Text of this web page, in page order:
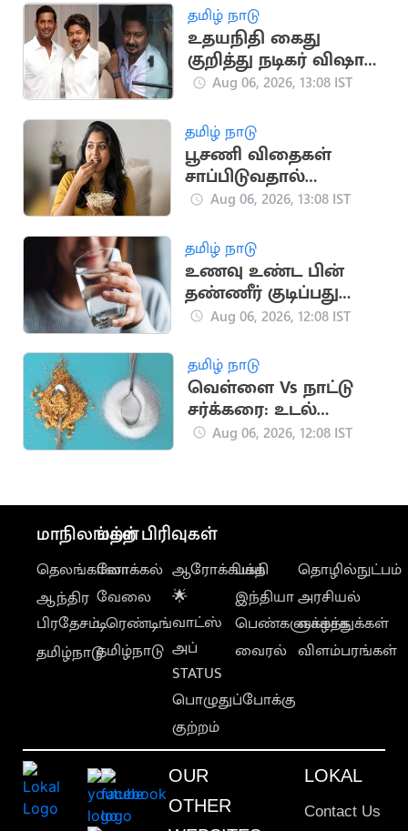
தமிழ் நாடு
உதயநிதி கைது
குறித்து நடிகர் விஷால்
கருத்து
Aug 06, 2026, 13:08 IST
தமிழ் நாடு
பூசணி விதைகள்
சாப்பிடுவதால்
கிடைக்கும்
நன்மைகள்
Aug 06, 2026, 13:08 IST
தமிழ் நாடு
உணவு உண்ட பின்
தண்ணீர் குடிப்பது
நல்லதா?
Aug 06, 2026, 12:08 IST
தமிழ் நாடு
வெள்ளை Vs நாட்டு
சர்க்கரை: உடல்
நலத்திற்கு எது
Aug 06, 2026, 12:08 IST
மாநிலங்கள்
தெலங்கானா
ஆந்திர
பிரதேசம்
தமிழ்நாடு
மற்ற பிரிவுகள்
லோக்கல்
வேலை
டிரெண்டிங்
தமிழ்நாடு
ஆரோக்கியம்
🌟
வாட்ஸ்
அப்
STATUS
பொழுதுப்போக்கு
குற்றம்
பக்தி
இந்தியா
பெண்களுக்காக
வைரல்
தொழில்நுட்பம்
அரசியல்
வாழ்த்துக்கள்
விளம்பரங்கள்
OUR
OTHER
LOKAL
Contact Us